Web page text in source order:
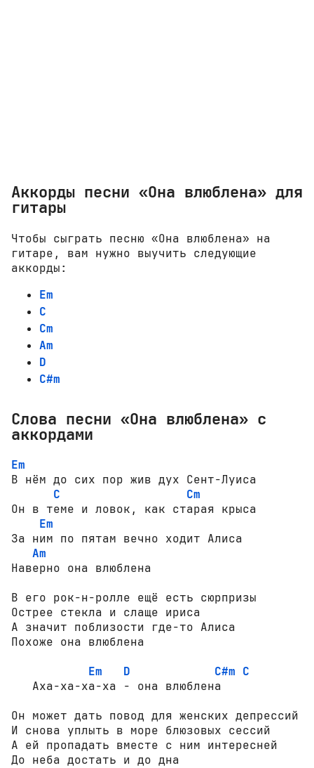
Аккорды песни «Она влюблена» для
гитары
Чтобы сыграть песню «Она влюблена» на
гитаре, вам нужно выучить следующие
аккорды:
Em
C
Cm
Am
D
C#m
Слова песни «Она влюблена» с
аккордами
Em
В нём до сих пор жив дух Сент-Луиса
C
Cm
Он в теме и ловок, как старая крыса
Em
За ним по пятам вечно ходит Алиса
Am
Наверно она влюблена
В его рок-н-ролле ещё есть сюрпризы
Острее стекла и слаще ириса
А значит поблизости где-то Алиса
Похоже она влюблена
Em
D C#m C
   Аха-ха-ха-ха - она влюблена
Он может дать повод для женских депрессий
И снова уплыть в море блюзовых сессий
А ей пропадать вместе с ним интересней
До неба достать и до дна